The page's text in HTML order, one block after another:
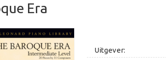
Era
Uitgever: